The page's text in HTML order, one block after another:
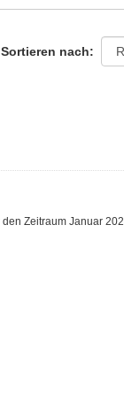
Sortieren nach
Zeitraum Januar